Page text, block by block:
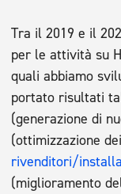
Tra il 2019 e il
per le attività su
quali abbiamo
portato risultati
(generazione di
(ottimizzazione
rivenditori/
(miglioramento